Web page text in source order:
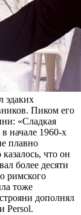
эдаких
Пиком его
«Сладкая
начале 1960-х
плавно
что он
более десяти
римского
тоже
дополнял
Persol.